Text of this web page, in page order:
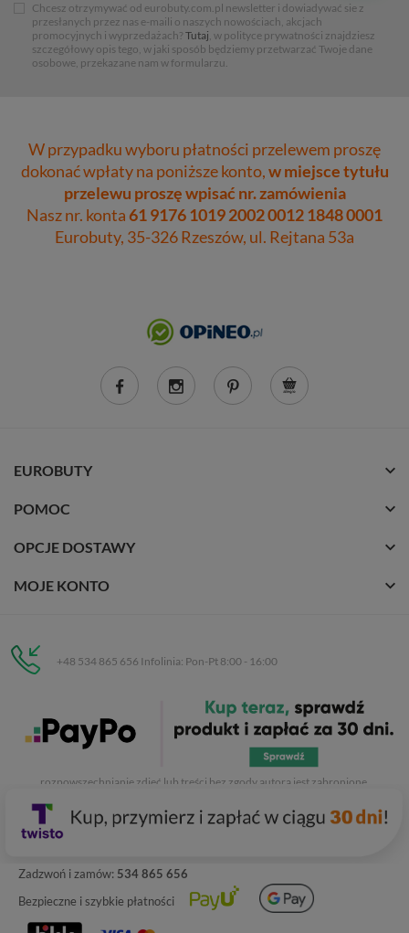
Zadzwoń i zamów: 534 865 656
Bezpieczne i szybkie płatności
Chcesz otrzymywać od eurobuty.com.pl newsletter i dowiadywać sie z
przesłanych przez nas e-maili o naszych nowościach, akcjach
promocyjnych i wyprzedażach? Tutaj, w polityce prywatności znajdziesz
szczegółowy opis tego, w jaki sposób będziemy przetwarzać Twoje dane
osobowe, przekazane nam w formularzu.
W przypadku wyboru płatności przelewem proszę
dokonać wpłaty na poniższe konto,w miejsce tytułu
przelewu proszę wpisać nr. zamówienia
Nasz nr. konta61 9176 1019 2002 0012 1848 0001
Eurobuty, 35-326 Rzeszów, ul. Rejtana 53a
EUROBUTY
POMOC
OPCJE DOSTAWY
MOJE KONTO
+48 534 865 656 Infolinia: Pon-Pt 8:00 - 16:00
C.H. Respan, Rejtana 53a/250
35-326 Rzeszów
. Kopiowanie, przetwarzanie,
rozpowszechnianie zdjęć lub treści bez zgody autora jest zabronione.